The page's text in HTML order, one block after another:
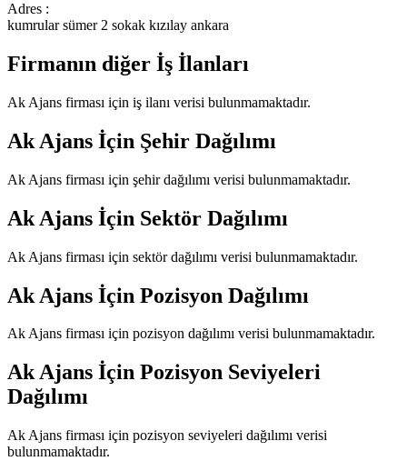
Adres :
kumrular sümer 2 sokak kızılay ankara
Firmanın diğer İş İlanları
Ak Ajans firması için iş ilanı verisi bulunmamaktadır.
Ak Ajans İçin Şehir Dağılımı
Ak Ajans firması için şehir dağılımı verisi bulunmamaktadır.
Ak Ajans İçin Sektör Dağılımı
Ak Ajans firması için sektör dağılımı verisi bulunmamaktadır.
Ak Ajans İçin Pozisyon Dağılımı
Ak Ajans firması için pozisyon dağılımı verisi bulunmamaktadır.
Ak Ajans İçin Pozisyon Seviyeleri
Dağılımı
Ak Ajans firması için pozisyon seviyeleri dağılımı verisi
bulunmamaktadır.